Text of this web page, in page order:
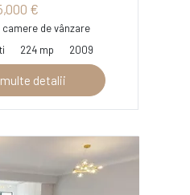
€
de vânzare
224 mp 2009
detalii